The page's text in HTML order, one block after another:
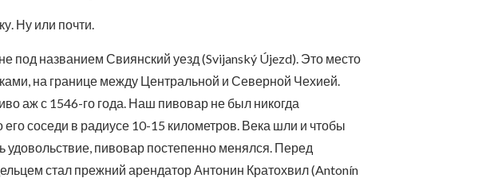
Ну или почти.
под названием Свиянский уезд (Svijanský Újezd). Это место
на границе между Центральной и Северной Чехией.
аж с 1546-го года. Наш пивовар не был никогда
соседи в радиусе 10-15 километров. Века шли и чтобы
удовольствие, пивовар постепенно менялся. Перед
стал прежний арендатор Антонин Кратохвил (Antonín